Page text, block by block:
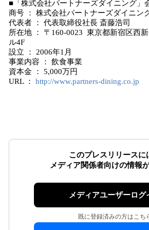
■「株式会社パートナーズダイニング」
商号 ： 株式会社パートナーズダイニン
代表者 ： 代表取締役社長 斎藤浩司
所在地 ： 〒160-0023 東京都新宿区西
ル4F
設立 ： 2006年1月
事業内容 ： 飲食事業
資本金 ： 5,000万円
URL ： http://www.partners-dining.co.jp
このプレスリリースに
メディア関係者向けの情報
メディアユーザーログ
既に登録済みの方はこち